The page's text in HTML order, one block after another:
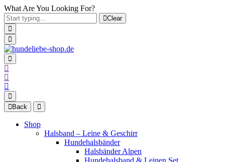
What Are You Looking For?
Clear
Back
Shop
Halsband – Leine & Geschirr
Hundehalsbänder
Halsbänder Alpen
Hundehalsband & Leinen Set